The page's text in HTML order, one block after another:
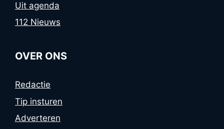
Uit agenda
112 Nieuws
OVER ONS
Redactie
Tip insturen
Adverteren